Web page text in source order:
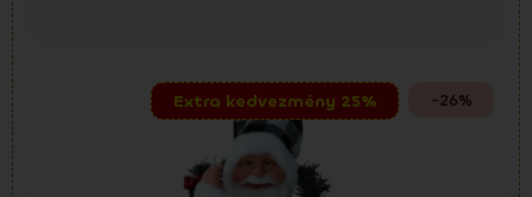
-26%
Extra kedvezmény 25%